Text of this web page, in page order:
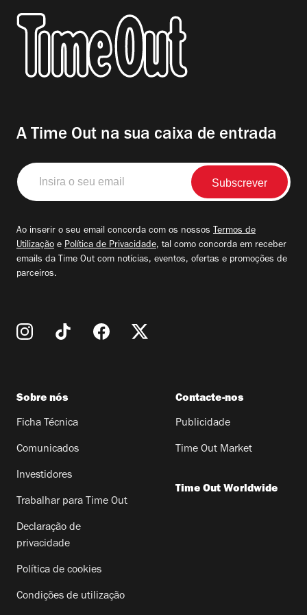
A Time Out na sua caixa de entrada
Insira
o
seu
Ao inserir o seu email concorda com os nossos Termos de
Utilização e Política de Privacidade, tal como concorda em receber
emails da Time Out com notícias, eventos, ofertas e promoções de
parceiros.
Sobre nós
Ficha Técnica
Comunicados
Investidores
Trabalhar para Time Out
Declaração de
privacidade
Política de cookies
Condições de utilização
Contacte-nos
Publicidade
Time Out Market
Time Out Worldwide